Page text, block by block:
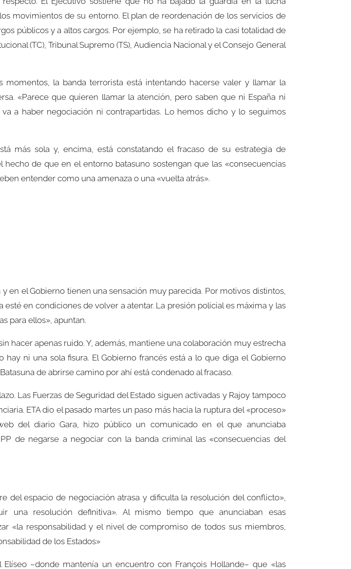
movimientos de su entorno. El plan de reordenación de los servicios de
públicos y a altos cargos. Por ejemplo, se ha retirado la casi totalidad de
(TC), Tribunal Supremo (TS), Audiencia Nacional y el Consejo General
la banda terrorista está intentando hacerse valer y llamar la
«Parece que quieren llamar la atención, pero saben que ni España ni
a haber negociación ni contrapartidas. Lo hemos dicho y lo seguimos
más sola y, encima, está constatando el fracaso de su estrategia de
de que en el entorno batasuno sostengan que las «consecuencias
entender como una amenaza o una «vuelta atrás».
en el Gobierno tienen una sensación muy parecida. Por motivos distintos,
en condiciones de volver a atentar. La presión policial es máxima y las
para ellos», apuntan.
hacer apenas ruido. Y, además, mantiene una colaboración muy estrecha
ni una sola fisura. El Gobierno francés está a lo que diga el Gobierno
de abrirse camino por ahí está condenado al fracaso.
Las Fuerzas de Seguridad del Estado siguen activadas y Rajoy tampoco
ETA dio el pasado martes un paso más hacia la ruptura del «proceso»
del diario Gara, hizo público un comunicado en el que anunciaba
de negarse a negociar con la banda criminal las «consecuencias del
del espacio de negociación atrasa y dificulta la resolución del conflicto»,
una resolución definitiva». Al mismo tiempo que anunciaban esas
«la responsabilidad y el nivel de compromiso de todos sus miembros,
de los Estados»
–donde mantenía un encuentro con François Hollande– que «las